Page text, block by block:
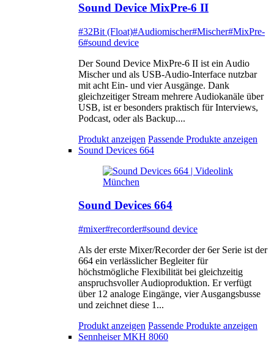
Sound Device MixPre-6 II
#32Bit (Float)#Audiomischer#Mischer#MixPre-
6#sound device
Der Sound Device MixPre-6 II ist ein Audio
Mischer und als USB-Audio-Interface nutzbar
mit acht Ein- und vier Ausgänge. Dank
gleichzeitiger Stream mehrere Audiokanäle über
USB, ist er besonders praktisch für Interviews,
Podcast, oder als Backup....
Produkt anzeigen Passende Produkte anzeigen
Sound Devices 664
Sound Devices 664
#mixer#recorder#sound device
Als der erste Mixer/Recorder der 6er Serie ist der
664 ein verlässlicher Begleiter für
höchstmögliche Flexibilität bei gleichzeitig
anspruchsvoller Audioproduktion. Er verfügt
über 12 analoge Eingänge, vier Ausgangsbusse
und zeichnet diese 1...
Produkt anzeigen Passende Produkte anzeigen
Sennheiser MKH 8060